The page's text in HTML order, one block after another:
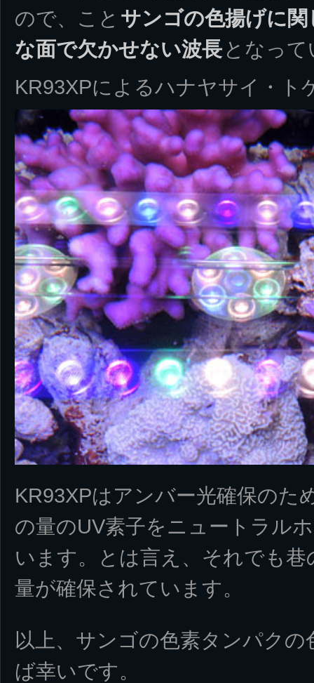
ので、こと サンゴの色揚げに
な面で欠かせない波長 となっ
KR93XPによるハナヤサイ・ト
KR93XPはアンバー光確保のた
の量のUV素子をニュートラル
います。とは言え、それでも
量が確保されています。
以上、サンゴの色素タンパク
ば幸いです。